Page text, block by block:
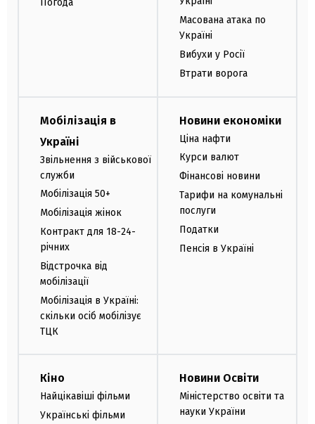
Погода
Масована атака по
Україні
Вибухи у Росії
Втрати ворога
Мобілізація в
Україні
Звільнення з військової
служби
Мобілізація 50+
Мобілізація жінок
Контракт для 18-24-
річних
Відстрочка від
мобілізації
Мобілізація в Україні:
скільки осіб мобілізує
ТЦК
Новини економіки
Ціна нафти
Курси валют
Фінансові новини
Тарифи на комунальні
послуги
Податки
Пенсія в Україні
Кіно
Найцікавіші фільми
Українські фільми
Новини Освіти
Міністерство освіти та
науки України